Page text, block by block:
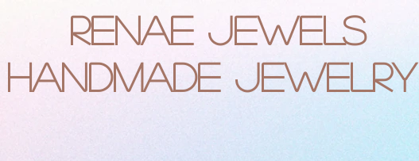
RENAE JEWELS
Handmade Jewelry